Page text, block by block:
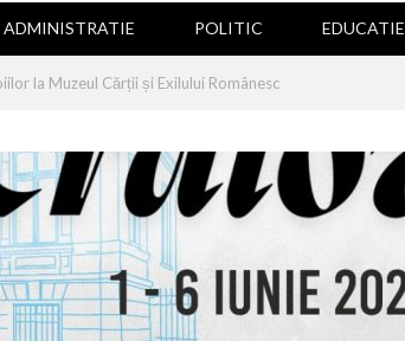
ADMINISTRATIE POLITIC EDUCATIE
la Muzeul Cărții și Exilului Românesc